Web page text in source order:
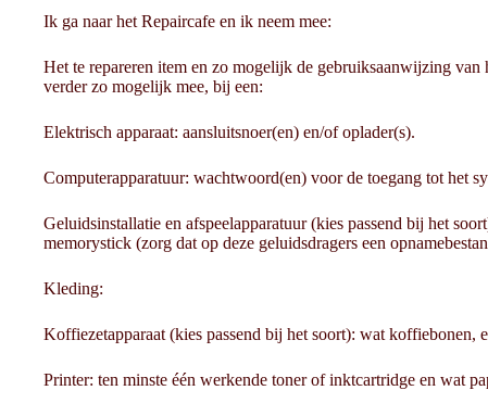
Ik ga naar het Repaircafe en ik neem mee:
Het te repareren item en zo mogelijk de gebruiksaanwijzing
verder zo mogelijk mee, bij een:
Elektrisch apparaat: aansluitsnoer(en) en/of oplader(s).
Computerapparatuur: wachtwoord(en) voor de toegang tot het
Geluidsinstallatie en afspeelapparatuur (kies passend bij het
memorystick (zorg dat op deze geluidsdragers een
Kleding:
Koffiezetapparaat (kies passend bij het soort): wat koffiebonen,
Printer: ten minste één werkende toner of inktcartridge en wat